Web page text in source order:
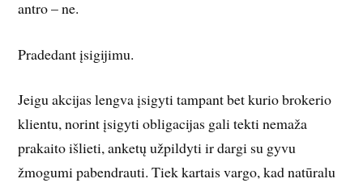
antro – ne.
Pradedant įsigijimu.
Jeigu akcijas lengva įsigyti tampant bet kurio brokerio
klientu, norint įsigyti obligacijas gali tekti nemaža
prakaito išlieti, anketų užpildyti ir dargi su gyvu
žmogumi pabendrauti. Tiek kartais vargo, kad natūralu